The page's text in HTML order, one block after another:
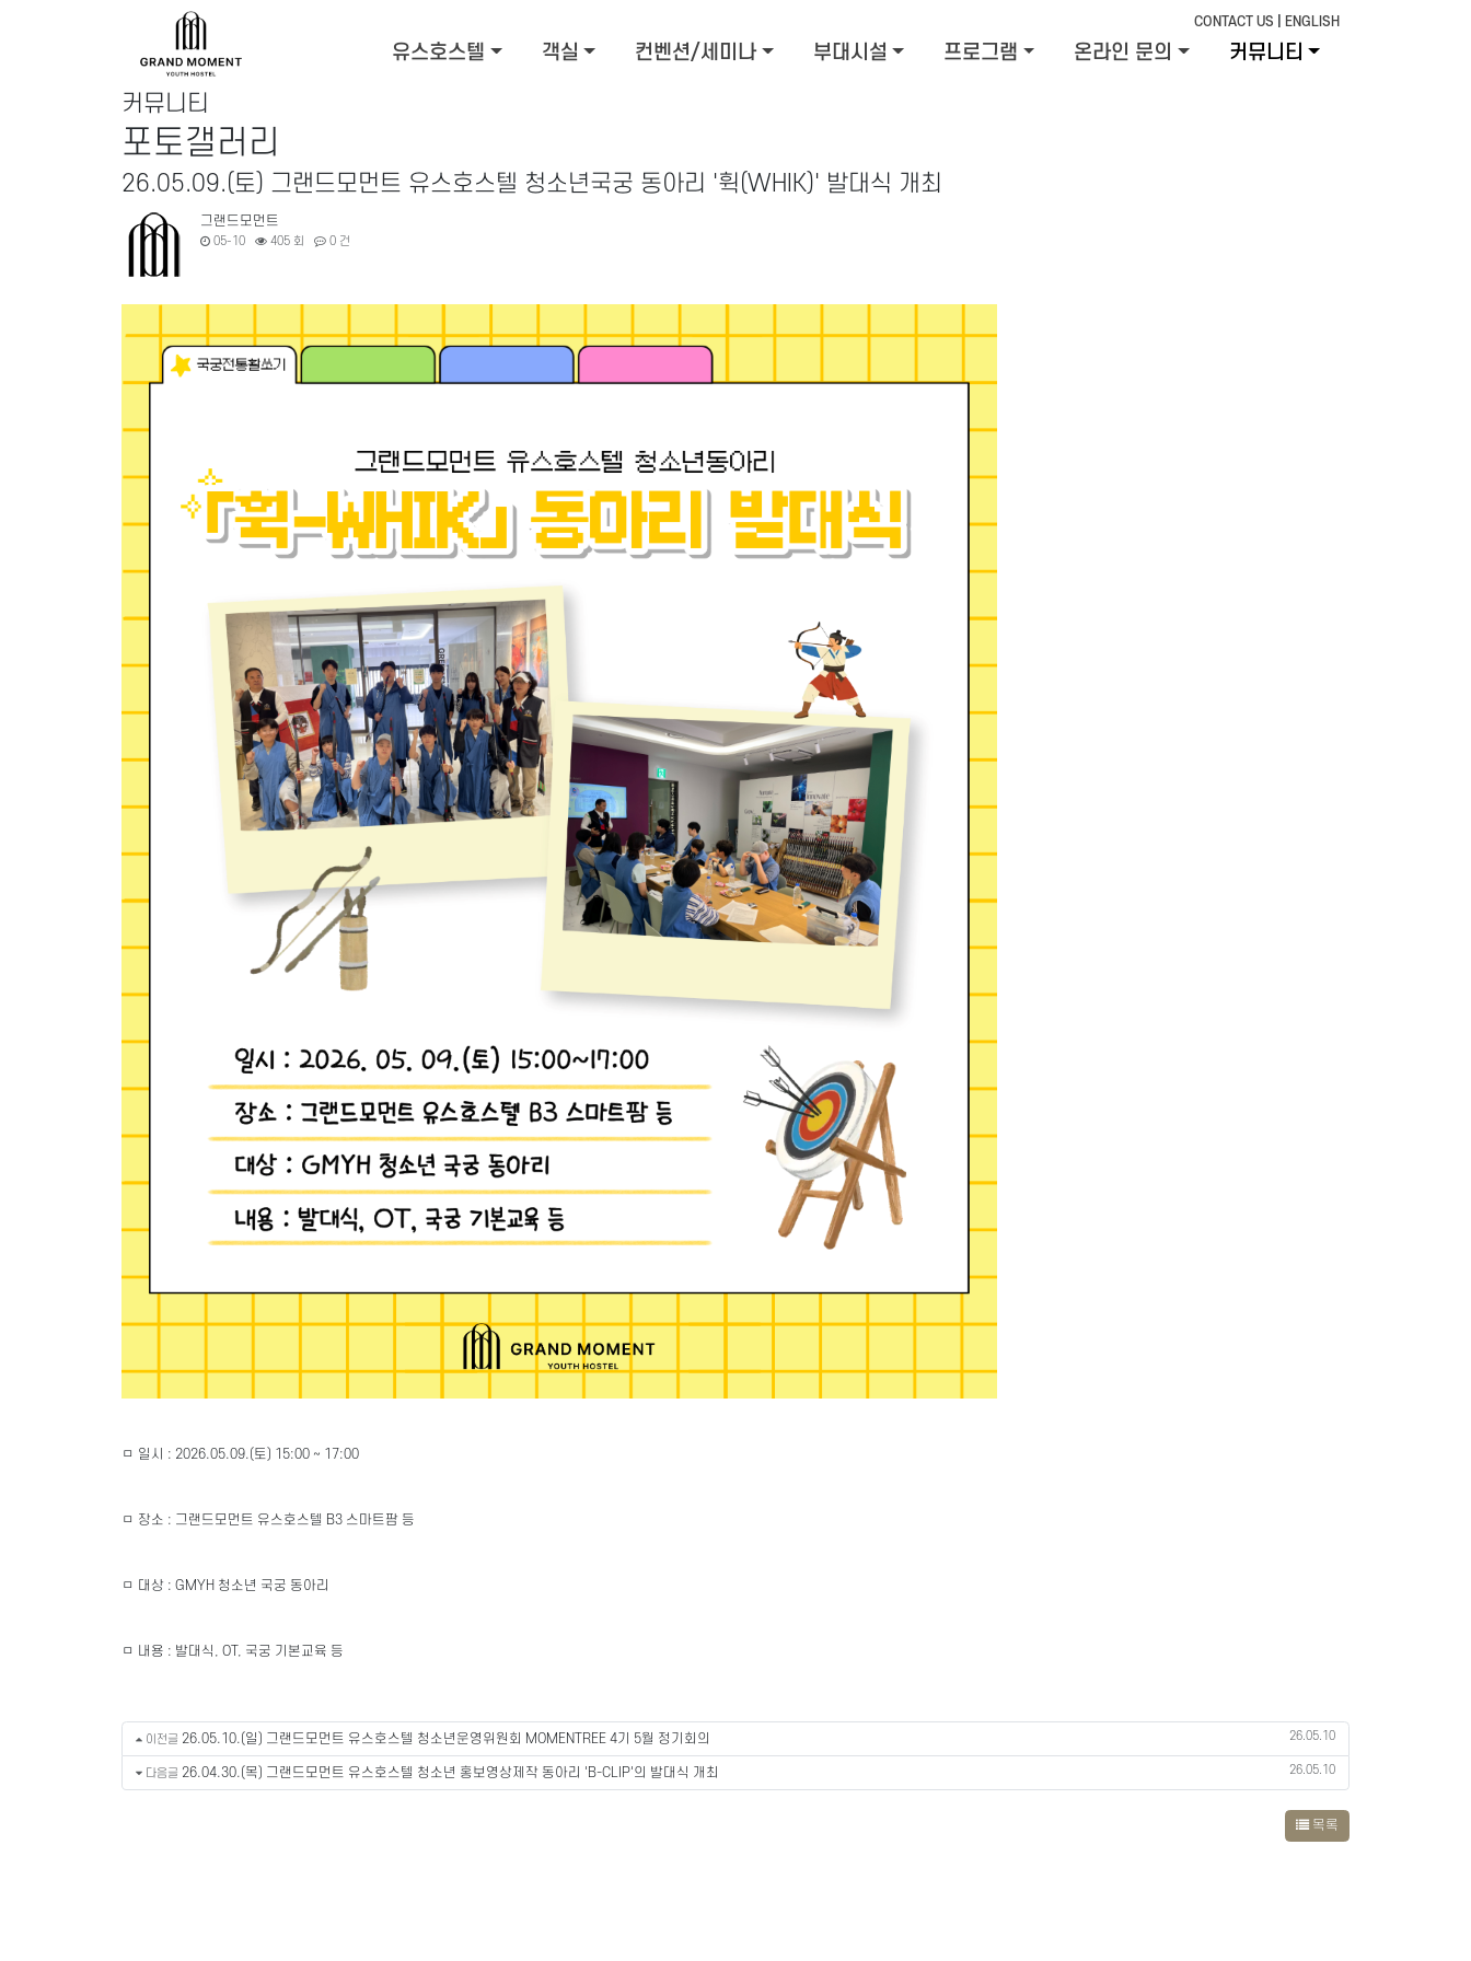
CONTACT US ENGLISH
유스호스텔 객실 컨벤션/세미나 부대시설 프로그램 온라인 문의 커뮤니티
커뮤니티
포토갤러리
26.05.09.(토) 그랜드모먼트 유스호스텔 청소년국궁 동아리 '휙(WHIK)' 발대식 개최
그랜드모먼트
05-10 405 회 0 건
ㅁ 일시 : 2026.05.09.(토) 15:00 ~ 17:00
ㅁ 장소 : 그랜드모먼트 유스호스텔 B3 스마트팜 등
ㅁ 대상 : GMYH 청소년 국궁 동아리
ㅁ 내용 : 발대식, OT, 국궁 기본교육 등
이전글 26.05.10.(일) 그랜드모먼트 유스호스텔 청소년운영위원회 MOMENTREE 4기 5월 정기회의 26.05.10
다음글 26.04.30.(목) 그랜드모먼트 유스호스텔 청소년 홍보영상제작 동아리 'B-CLIP'의 발대식 개최 26.05.10
목록